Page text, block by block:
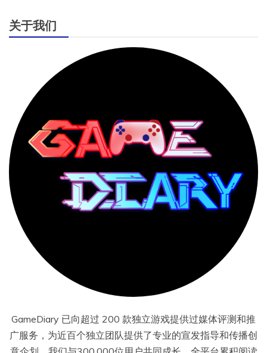
关于我们
GameDiary 已向超过 200 款独立游戏提供过媒体评测和推
广服务，为近百个独立团队提供了专业的宣发指导和传播创